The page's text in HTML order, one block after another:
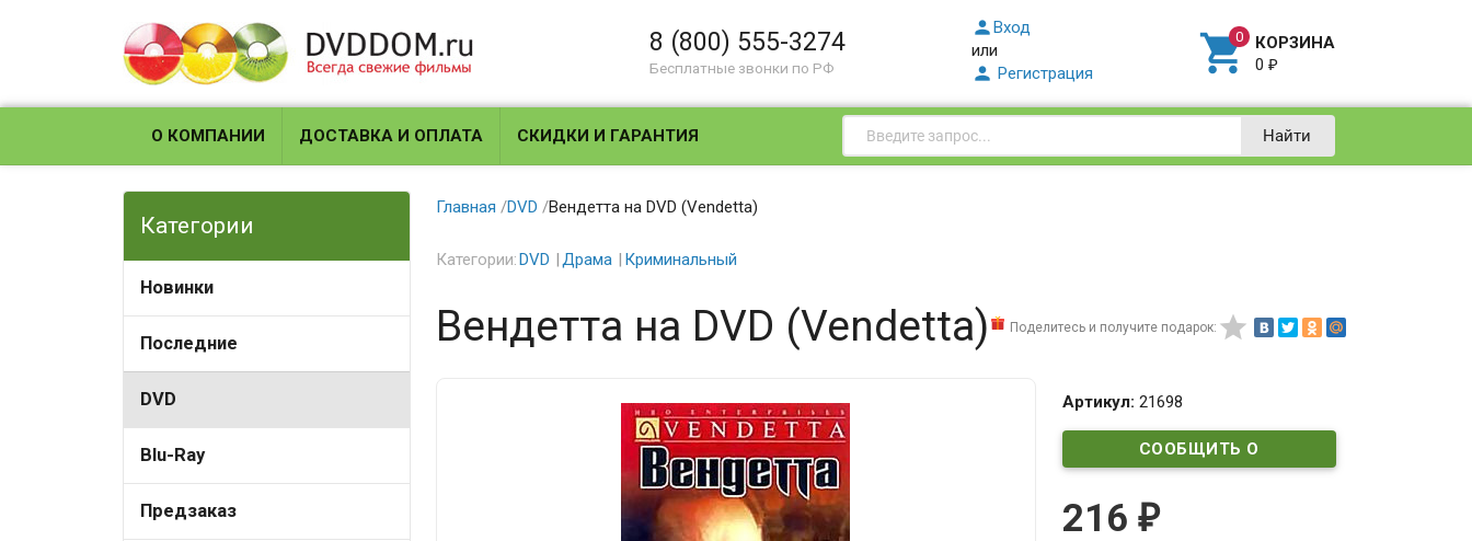
8 (800) 555-3274
Бесплатные звонки по РФ
Вход
или
 Регистрация  КОРЗИНА
0₽
О КОМПАНИИ ДОСТАВКА И ОПЛАТА СКИДКИ И ГАРАНТИЯ Найти
Категории
Новинки
Последние
DVD
Blu-Ray
Предзаказ
Главная /DVD /Вендетта на DVD (Vendetta)
Категории:DVD Драма Криминальный
Поделитесь и получите подарок: 
Вендетта на DVD (Vendetta)
Артикул: 21698
СООБЩИТЬ О
216 ₽